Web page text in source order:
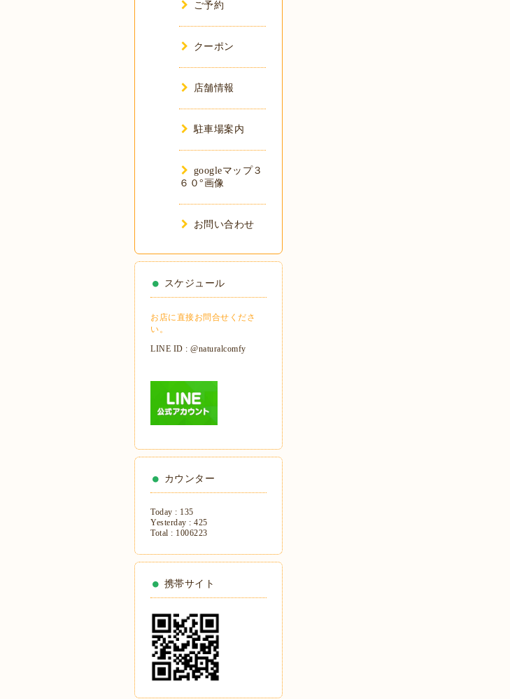
ご予約
クーポン
店舗情報
駐車場案内
googleマップ３
６０°画像
お問い合わせ
スケジュール
お店に直接お問合せくださ
い。
LINE ID : @naturalcomfy
カウンター
Today : 135
Yesterday : 425
Total : 1006223
携帯サイト